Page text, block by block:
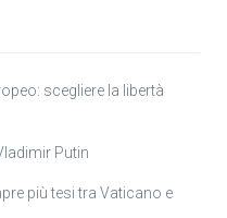
scegliere la libertà
Putin
più tesi tra Vaticano e